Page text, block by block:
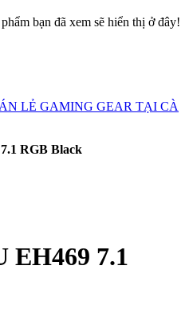
bạn đã xem sẽ hiển thị ở đây!
LẺ GAMING GEAR TẠI CÀ
RGB Black
EH469 7.1